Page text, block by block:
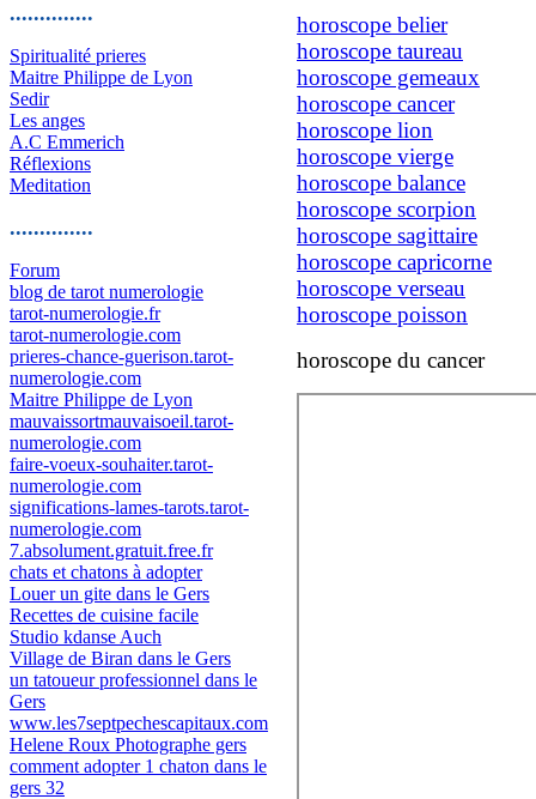
..............
Spiritualité prieres
Maitre Philippe de Lyon
Sedir
Les anges
A.C Emmerich
Réflexions
Meditation
..............
Forum
blog de tarot numerologie
tarot-numerologie.fr
tarot-numerologie.com
prieres-chance-guerison.tarot-
numerologie.com
Maitre Philippe de Lyon
mauvaissortmauvaisoeil.tarot-
numerologie.com
faire-voeux-souhaiter.tarot-
numerologie.com
significations-lames-tarots.tarot-
numerologie.com
7.absolument.gratuit.free.fr
chats et chatons à adopter
Louer un gite dans le Gers
Recettes de cuisine facile
Studio kdanse Auch
Village de Biran dans le Gers
un tatoueur professionnel dans le
Gers
www.les7septpechescapitaux.com
Helene Roux Photographe gers
comment adopter 1 chaton dans le
gers 32
horoscope belier
horoscope taureau
horoscope gemeaux
horoscope cancer
horoscope lion
horoscope vierge
horoscope balance
horoscope scorpion
horoscope sagittaire
horoscope capricorne
horoscope verseau
horoscope poisson
horoscope du cancer